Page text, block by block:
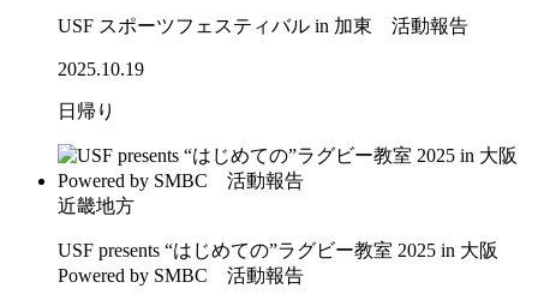
USF スポーツフェスティバル in 加東 活動報告
2025.10.19
日帰り
近畿地方
USF presents “はじめての”ラグビー教室 2025 in 大阪
Powered by SMBC 活動報告